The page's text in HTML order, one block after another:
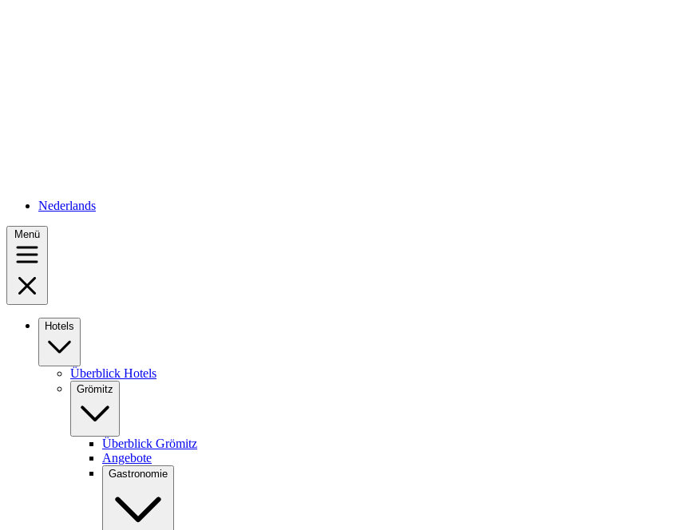
Nederlands
Menü
Hotels
Überblick Hotels
Grömitz
Überblick Grömitz
Angebote
Gastronomie